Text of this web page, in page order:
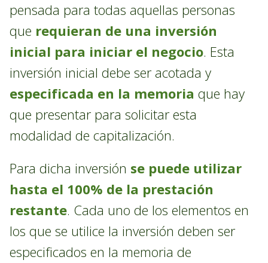
pensada para todas aquellas personas
que requieran de una inversión
inicial para iniciar el negocio. Esta
inversión inicial debe ser acotada y
especificada en la memoria que hay
que presentar para solicitar esta
modalidad de capitalización.
Para dicha inversión se puede utilizar
hasta el 100% de la prestación
restante. Cada uno de los elementos en
los que se utilice la inversión deben ser
especificados en la memoria de